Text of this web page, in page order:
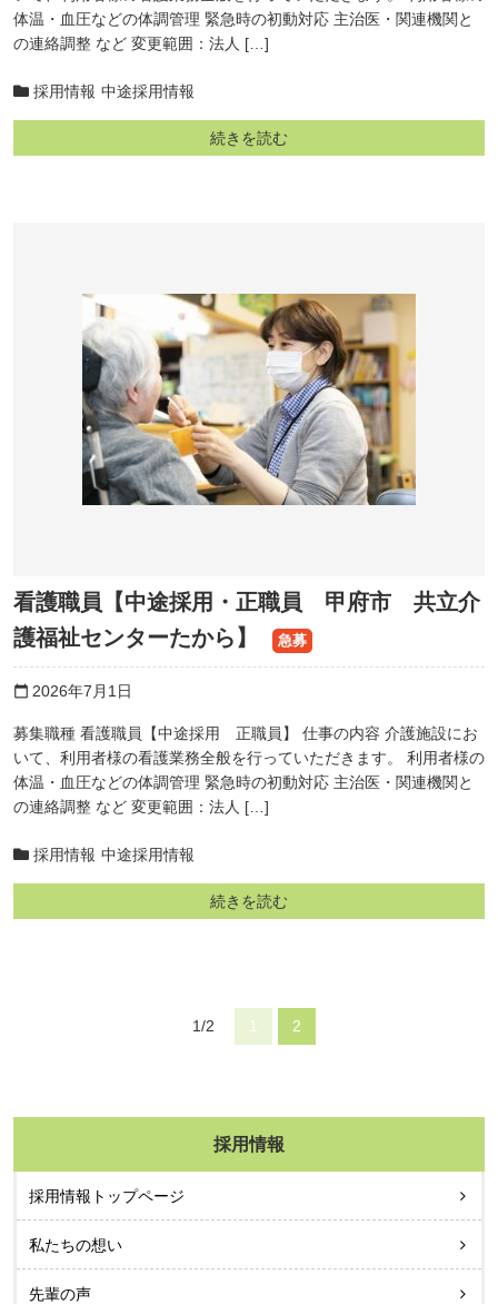
体温・血圧などの体調管理 緊急時の初動対応 主治医・関連機関と
の連絡調整 など 変更範囲：法人 […]
採用情報 中途採用情報
続きを読む
看護職員【中途採用・正職員 甲府市 共立介
護福祉センターたから】
急募
calendar_today 2026年7月1日
募集職種 看護職員【中途採用 正職員】 仕事の内容 介護施設にお
いて、利用者様の看護業務全般を行っていただきます。 利用者様の
体温・血圧などの体調管理 緊急時の初動対応 主治医・関連機関と
の連絡調整 など 変更範囲：法人 […]
採用情報 中途採用情報
続きを読む
1/2 1 2
採用情報
採用情報トップページ
私たちの想い
先輩の声